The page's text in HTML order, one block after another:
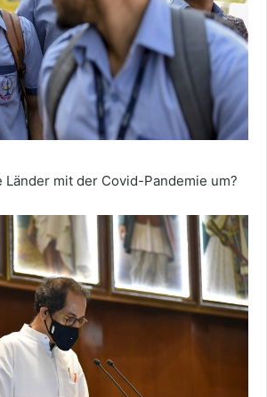
Länder mit der Covid-Pandemie um?